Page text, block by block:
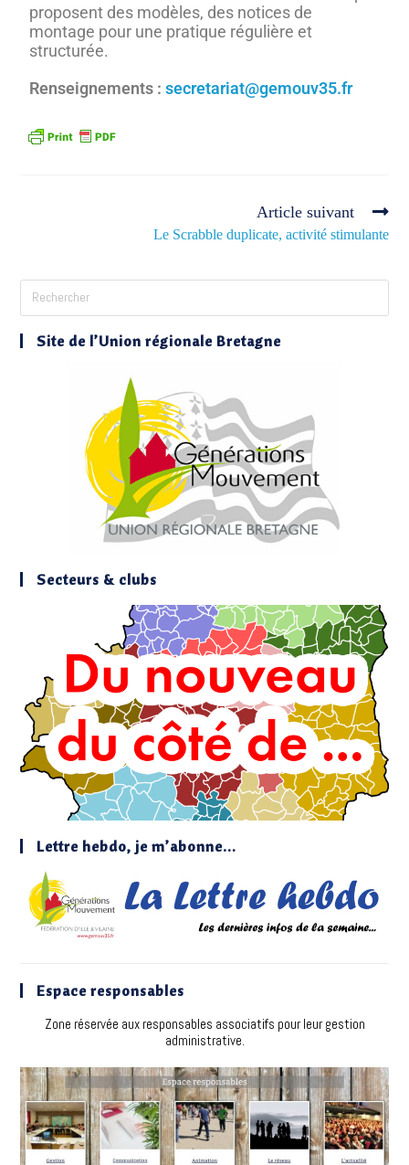
proposent des modèles, des notices de
montage pour une pratique régulière et
structurée.
Renseignements :secretariat@gemouv35.fr
Article suivant
Le Scrabble duplicate, activité stimulante
Site de l’Union régionale Bretagne
Secteurs & clubs
Lettre hebdo, je m’abonne…
Espace responsables
Zone réservée aux responsables associatifs pour leur gestion
administrative.